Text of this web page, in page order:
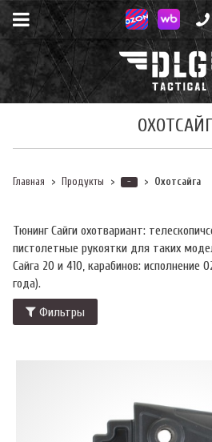
Главная Продукты - Охотсайга
Тюнинг Сайги охотвариант:
пистолетные рукоятки для таких
Сайга 20 и 410, карабинов: исполнение
года).
Фильтры